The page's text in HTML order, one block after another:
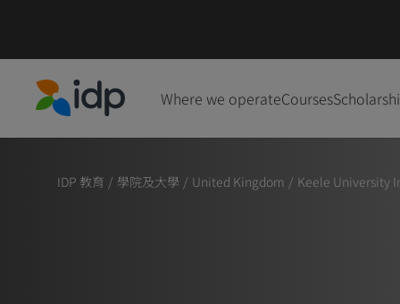
Where we operateCourses
IDP 教育 / 學院及大學 / United Kingdom / Keele University